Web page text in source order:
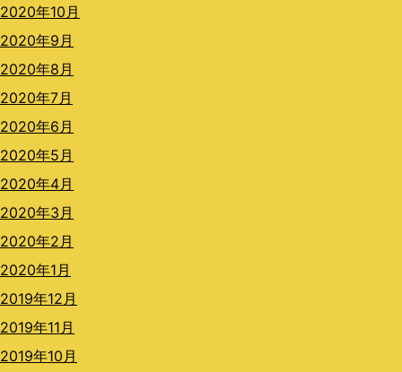
2020年10月
2020年9月
2020年8月
2020年7月
2020年6月
2020年5月
2020年4月
2020年3月
2020年2月
2020年1月
2019年12月
2019年11月
2019年10月